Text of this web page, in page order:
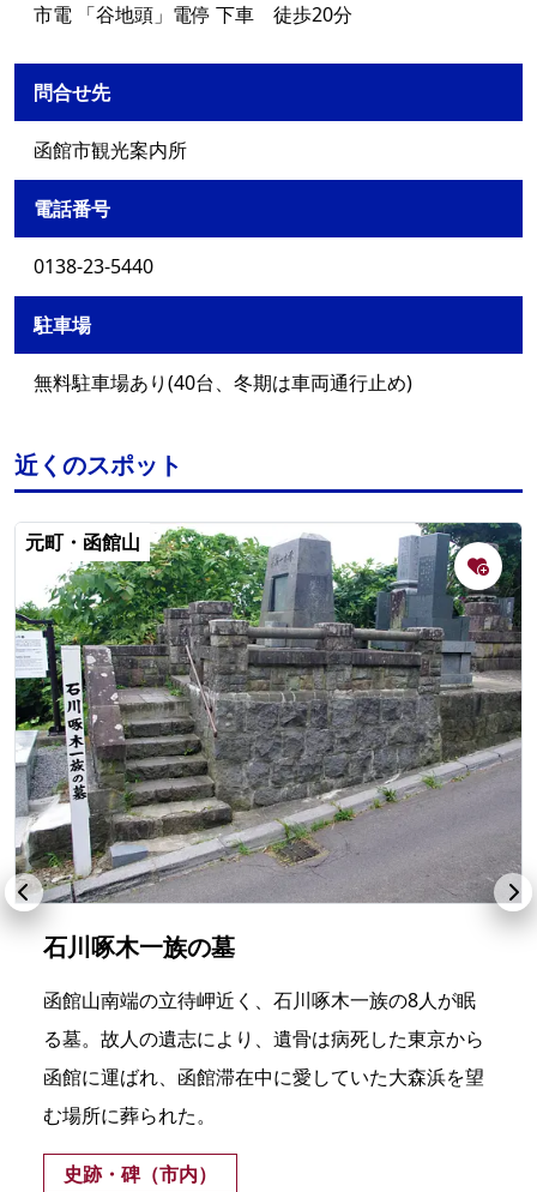
市電 「谷地頭」電停 下車 徒歩20分
問合せ先
函館市観光案内所
電話番号
0138-23-5440
駐車場
無料駐車場あり(40台、冬期は車両通行止め)
近くのスポット
元町・函館山
石川啄木一族の墓
函館山南端の立待岬近く、石川啄木一族の8人が眠
る墓。故人の遺志により、遺骨は病死した東京から
函館に運ばれ、函館滞在中に愛していた大森浜を望
む場所に葬られた。
史跡・碑（市内）